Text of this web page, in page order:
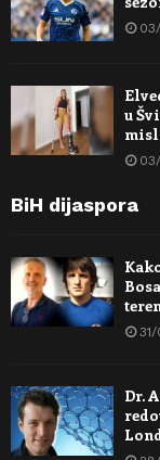
u
BiH dijaspora
Dr.